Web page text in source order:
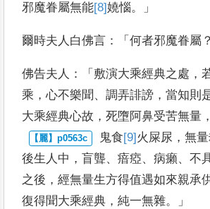
邪魔眷屬無能[8]嬈惱。」
爾時夫人白佛言 ：「何者邪魔眷屬
佛告夫人 ： 「 敷演大乘經典之處 ，
乘 ，心不樂聞 、調弄誹謗 ，當知則
大乘經典心故 ，死墮阿鼻受苦無量
鬼食[9] 火屎尿 ，無
後生人中 ，盲聾、瘖瘂、病癩、不
之後 ，經無量生方得值遇如來親承
復得聞大乘經典 ，純一無雜。」